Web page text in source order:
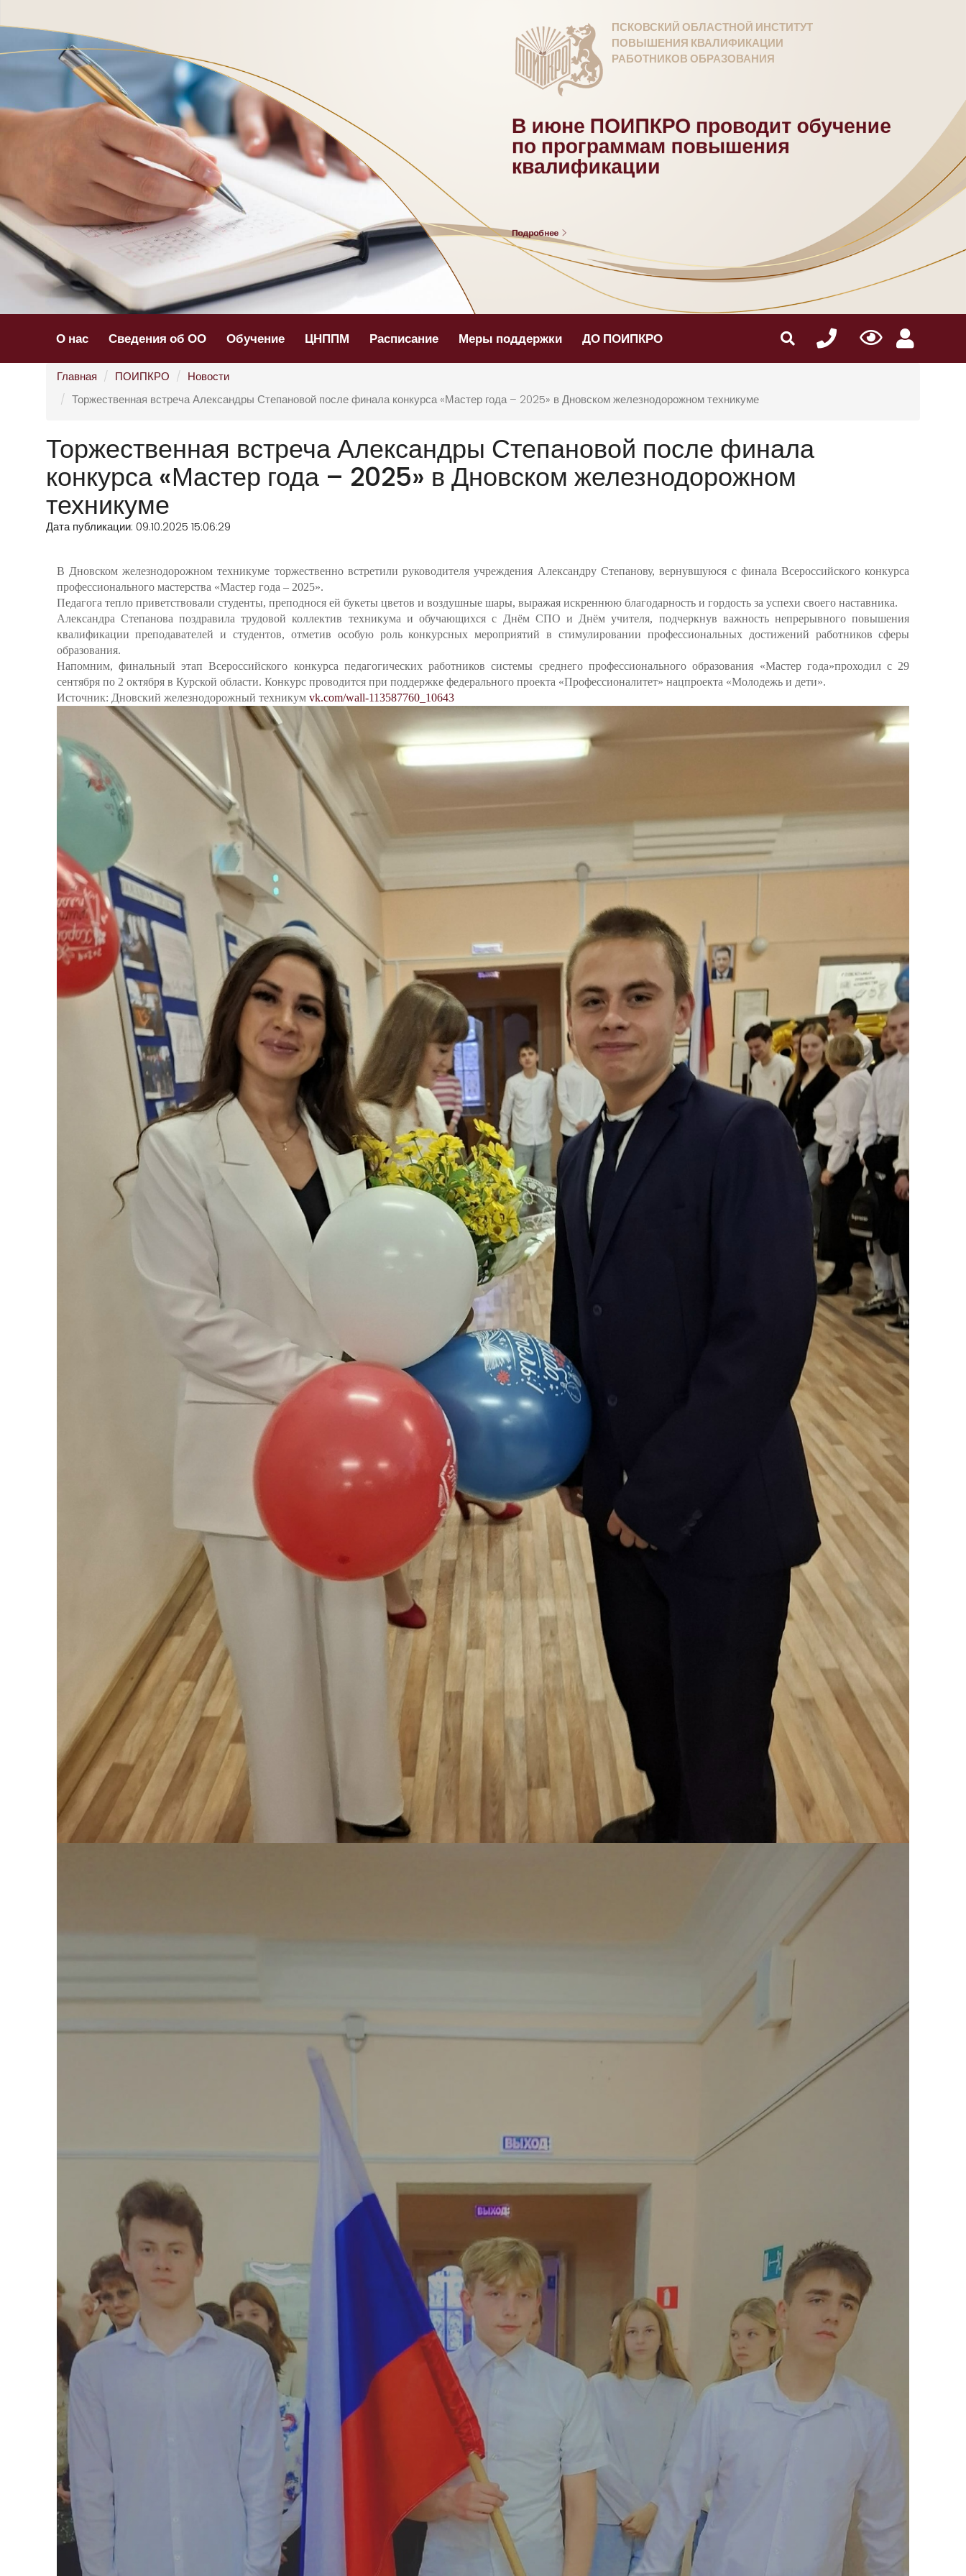
ПСКОВСКИЙ ОБЛАСТНОЙ ИНСТИТУТ
ПОВЫШЕНИЯ КВАЛИФИКАЦИИ
РАБОТНИКОВ ОБРАЗОВАНИЯ
В июне ПОИПКРО проводит обучение
по программам повышения
квалификации
Подробнее
О нас Сведения об ОО Обучение ЦНППМ Расписание Меры поддержки ДО ПОИПКРО
Главная ПОИПКРО
Новости
Торжественная встреча Александры Степановой после финала конкурса «Мастер года – 2025» в Дновском железнодорожном техникуме
Торжественная встреча Александры Степановой после финала
конкурса «Мастер года – 2025» в Дновском железнодорожном
техникуме
Дата публикации: 09.10.2025 15:06:29
В Дновском железнодорожном техникуме торжественно встретили руководителя учреждения Александру Степанову, вернувшуюся с финала Всероссийского конкурса
профессионального мастерства «Мастер года – 2025».
Педагога тепло приветствовали студенты, преподнося ей букеты цветов и воздушные шары, выражая искреннюю благодарность и гордость за успехи своего наставника.
Александра Степанова поздравила трудовой коллектив техникума и обучающихся с Днём СПО и Днём учителя, подчеркнув важность непрерывного повышения
квалификации преподавателей и студентов, отметив особую роль конкурсных мероприятий в стимулировании профессиональных достижений работников сферы
образования.
Напомним, финальный этап Всероссийского конкурса педагогических работников системы среднего профессионального образования «Мастер года»проходил с 29
сентября по 2 октября в Курской области. Конкурс проводится при поддержке федерального проекта «Профессионалитет» нацпроекта «Молодежь и дети».
Источник: Дновский железнодорожный техникум vk.com/wall-113587760_10643